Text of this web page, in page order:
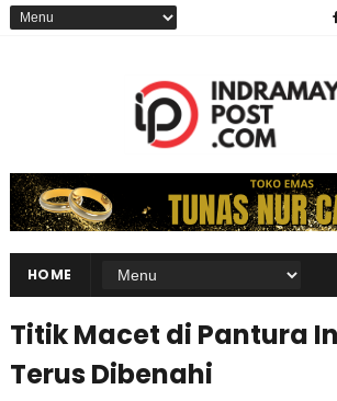
HOME
Titik Macet di Pantura
Terus Dibenahi